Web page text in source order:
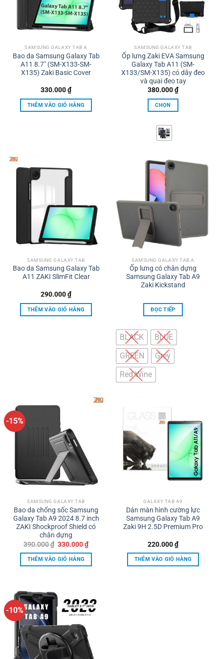
SAMSUNG GALAXY TAB A
Bao da Samsung Galaxy Tab
A11 8.7″ (SM-X133-SM-
X135) Zaki Basic Cover
330.000₫
THÊM VÀO GIỎ HÀNG
SAMSUNG GALAXY TAB
Ốp lưng Zaki EVA Samsung
Galaxy Tab A11 (SM-
X133/SM-X135) có dây đeo
và quai đeo tay
380.000₫
CHỌN
phẩm
này
biến
thể.
Các
tùy
chọn
trên
trang
sản
SAMSUNG GALAXY TAB
Bao da Samsung Galaxy Tab
A11 ZAKI SlimFit Clear
290.000₫
THÊM VÀO GIỎ HÀNG
SAMSUNG GALAXY TAB A
Ốp lưng có chân dựng
Samsung Galaxy Tab A9
Zaki Kickstand
ĐỌC TIẾP
BLACK
BLUE
GREEN
Grey
Red Wine
-15%
SAMSUNG GALAXY TAB
Bao da chống sốc Samsung
Galaxy Tab A9 2024 8.7 inch
ZAKI Shockproof Shield có
chân dựng
390.000₫ Giá
là:
390.000 ₫.
330.000₫Giá
hiện
tại
330.000 ₫.
THÊM VÀO GIỎ HÀNG
GALAXY TAB A9
Dán màn hình cường lực
Samsung Galaxy Tab A9
Zaki 9H 2.5D Premium Pro
220.000₫
THÊM VÀO GIỎ HÀNG
-10%